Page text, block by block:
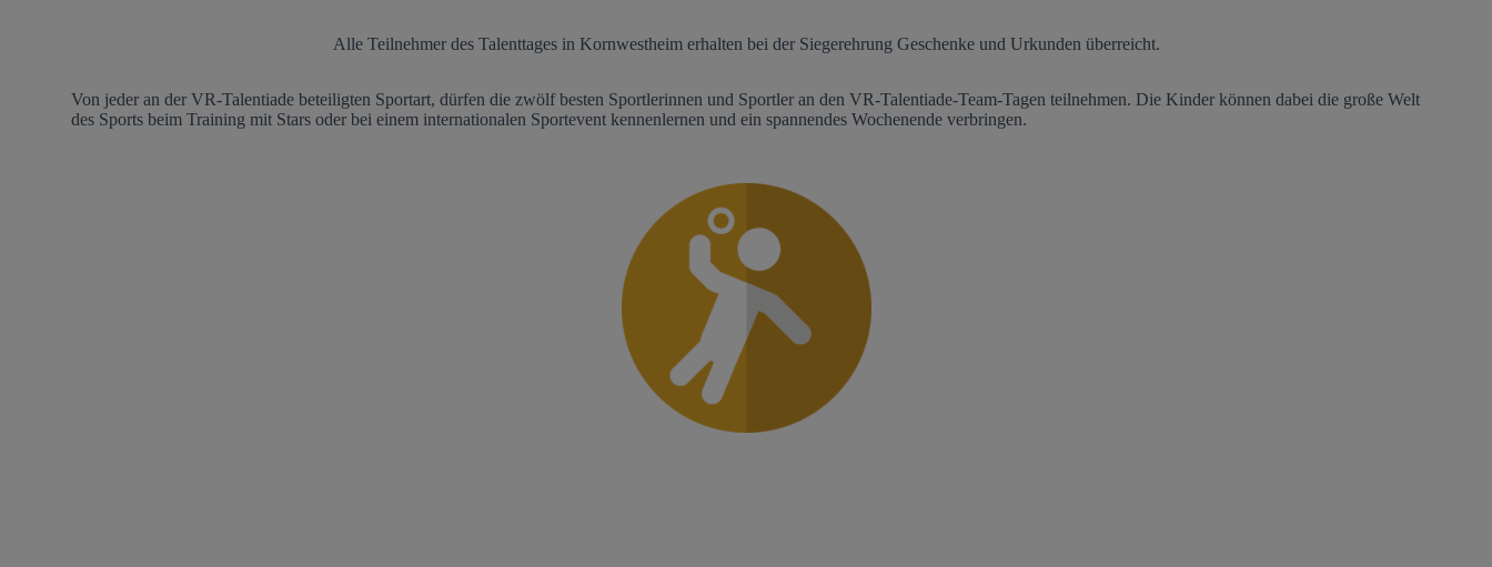
Alle Teilnehmer des Talenttages in Kornwestheim erhalten bei der Siegerehrung Geschenke und Urkunden überreicht.
Von jeder an der VR-Talentiade beteiligten Sportart, dürfen die zwölf besten Sportlerinnen und Sportler an den VR-Talentiade-Team-Tagen teilnehmen. Die Kinder können dabei die große Welt
des Sports beim Training mit Stars oder bei einem internationalen Sportevent kennenlernen und ein spannendes Wochenende verbringen.